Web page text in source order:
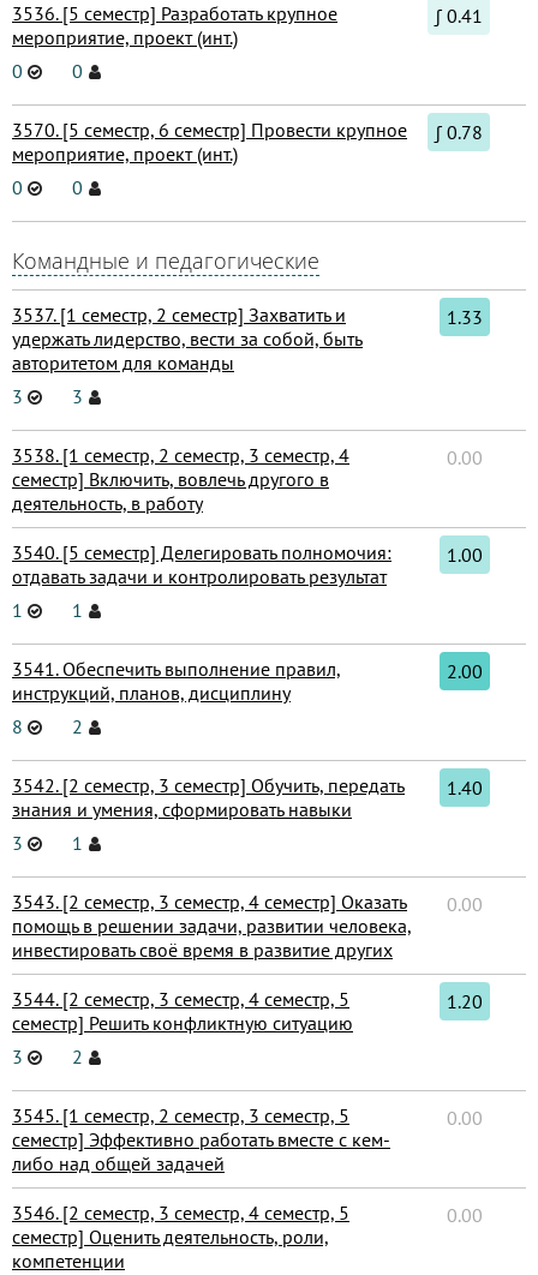
3536. [5 семестр] Разработать крупное
мероприятие, проект (инт.)
0
0
∫ 0.41
3570. [5 семестр, 6 семестр] Провести крупное
мероприятие, проект (инт.)
0
0
∫ 0.78
Командные и педагогические
3537. [1 семестр, 2 семестр] Захватить и
удержать лидерство, вести за собой, быть
авторитетом для команды
3
3
1.33
3538. [1 семестр, 2 семестр, 3 семестр, 4
семестр] Включить, вовлечь другого в
деятельность, в работу
0.00
3540. [5 семестр] Делегировать полномочия:
отдавать задачи и контролировать результат
1
1
1.00
3541. Обеспечить выполнение правил,
инструкций, планов, дисциплину
8
2
2.00
3542. [2 семестр, 3 семестр] Обучить, передать
знания и умения, сформировать навыки
3
1
1.40
3543. [2 семестр, 3 семестр, 4 семестр] Оказать
помощь в решении задачи, развитии человека,
инвестировать своё время в развитие других
0.00
3544. [2 семестр, 3 семестр, 4 семестр, 5
семестр] Решить конфликтную ситуацию
3
2
1.20
3545. [1 семестр, 2 семестр, 3 семестр, 5
семестр] Эффективно работать вместе с кем-
либо над общей задачей
0.00
3546. [2 семестр, 3 семестр, 4 семестр, 5
семестр] Оценить деятельность, роли,
компетенции
0.00